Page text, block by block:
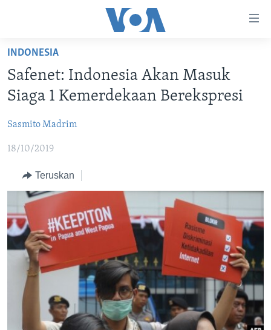
Akses
Lanjut
ke
Konten
Lanjut
ke
Utama
Lanjut
Pencarian
BERANDA
VIDEO
POLYGRAPH
DAFTAR PROGRAM
Learning English
IKUTI KAMI
Bahasa-bahasa
INDONESIA
Safenet: Indonesia Akan Masuk
Siaga 1 Kemerdekaan Berekspresi
Sasmito Madrim
18/10/2019
Teruskan